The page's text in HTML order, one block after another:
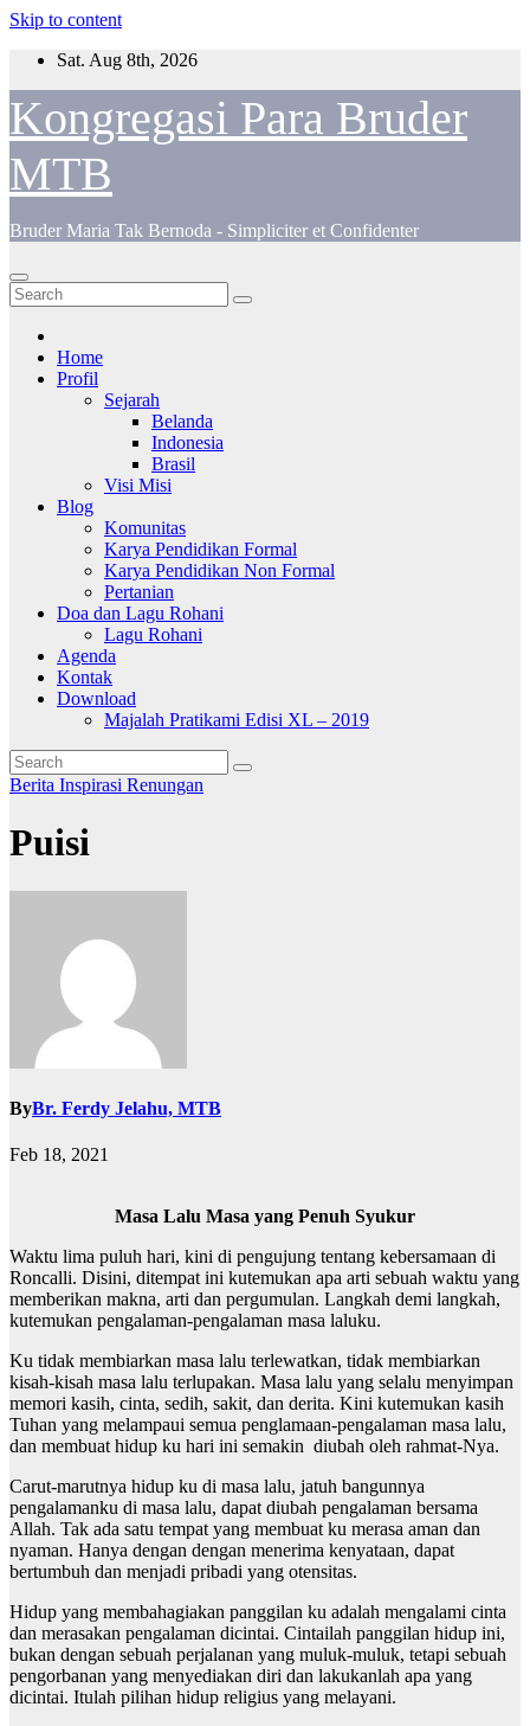
Skip to content
Sat. Aug 8th, 2026
Kongregasi Para Bruder
MTB
Bruder Maria Tak Bernoda - Simpliciter et Confidenter
Home
Profil
Sejarah
Belanda
Indonesia
Brasil
Visi Misi
Blog
Komunitas
Karya Pendidikan Formal
Karya Pendidikan Non Formal
Pertanian
Doa dan Lagu Rohani
Lagu Rohani
Agenda
Kontak
Download
Majalah Pratikami Edisi XL – 2019
Berita Inspirasi Renungan
Puisi
ByBr. Ferdy Jelahu, MTB
Feb 18, 2021
Masa Lalu Masa yang Penuh Syukur
Waktu lima puluh hari, kini di pengujung tentang kebersamaan di
Roncalli. Disini, ditempat ini kutemukan apa arti sebuah waktu yang
memberikan makna, arti dan pergumulan. Langkah demi langkah,
kutemukan pengalaman-pengalaman masa laluku.
Ku tidak membiarkan masa lalu terlewatkan, tidak membiarkan
kisah-kisah masa lalu terlupakan. Masa lalu yang selalu menyimpan
memori kasih, cinta, sedih, sakit, dan derita. Kini kutemukan kasih
Tuhan yang melampaui semua penglamaan-pengalaman masa lalu,
dan membuat hidup ku hari ini semakin diubah oleh rahmat-Nya.
Carut-marutnya hidup ku di masa lalu, jatuh bangunnya
pengalamanku di masa lalu, dapat diubah pengalaman bersama
Allah. Tak ada satu tempat yang membuat ku merasa aman dan
nyaman. Hanya dengan dengan menerima kenyataan, dapat
bertumbuh dan menjadi pribadi yang otensitas.
Hidup yang membahagiakan panggilan ku adalah mengalami cinta
dan merasakan pengalaman dicintai. Cintailah panggilan hidup ini,
bukan dengan sebuah perjalanan yang muluk-muluk, tetapi sebuah
pengorbanan yang menyediakan diri dan lakukanlah apa yang
dicintai. Itulah pilihan hidup religius yang melayani.